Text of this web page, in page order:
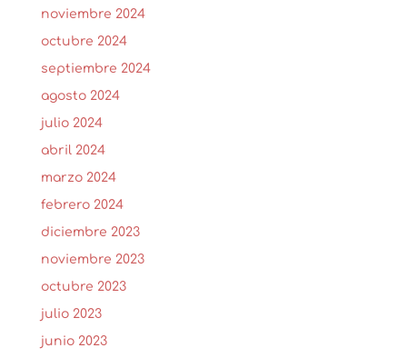
noviembre 2024
octubre 2024
septiembre 2024
agosto 2024
julio 2024
abril 2024
marzo 2024
febrero 2024
diciembre 2023
noviembre 2023
octubre 2023
julio 2023
junio 2023